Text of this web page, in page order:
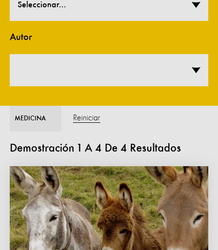
Seleccionar...
Autor
MEDICINA Reiniciar
Demostración 1 A 4 De 4 Resultados